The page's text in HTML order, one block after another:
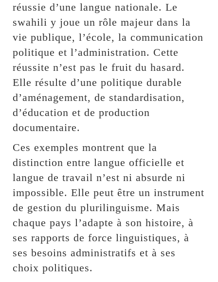
réussie d’une langue nationale. Le
swahili y joue un rôle majeur dans la
vie publique, l’école, la communication
politique et l’administration. Cette
réussite n’est pas le fruit du hasard.
Elle résulte d’une politique durable
d’aménagement, de standardisation,
d’éducation et de production
documentaire.
Ces exemples montrent que la
distinction entre langue officielle et
langue de travail n’est ni absurde ni
impossible. Elle peut être un instrument
de gestion du plurilinguisme. Mais
chaque pays l’adapte à son histoire, à
ses rapports de force linguistiques, à
ses besoins administratifs et à ses
choix politiques.